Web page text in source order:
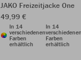
JAKO Freizeitjacke One
49,99 €
In 14
verschiedenen
Farben
erhältlich
In 14
Farben
erhältlich